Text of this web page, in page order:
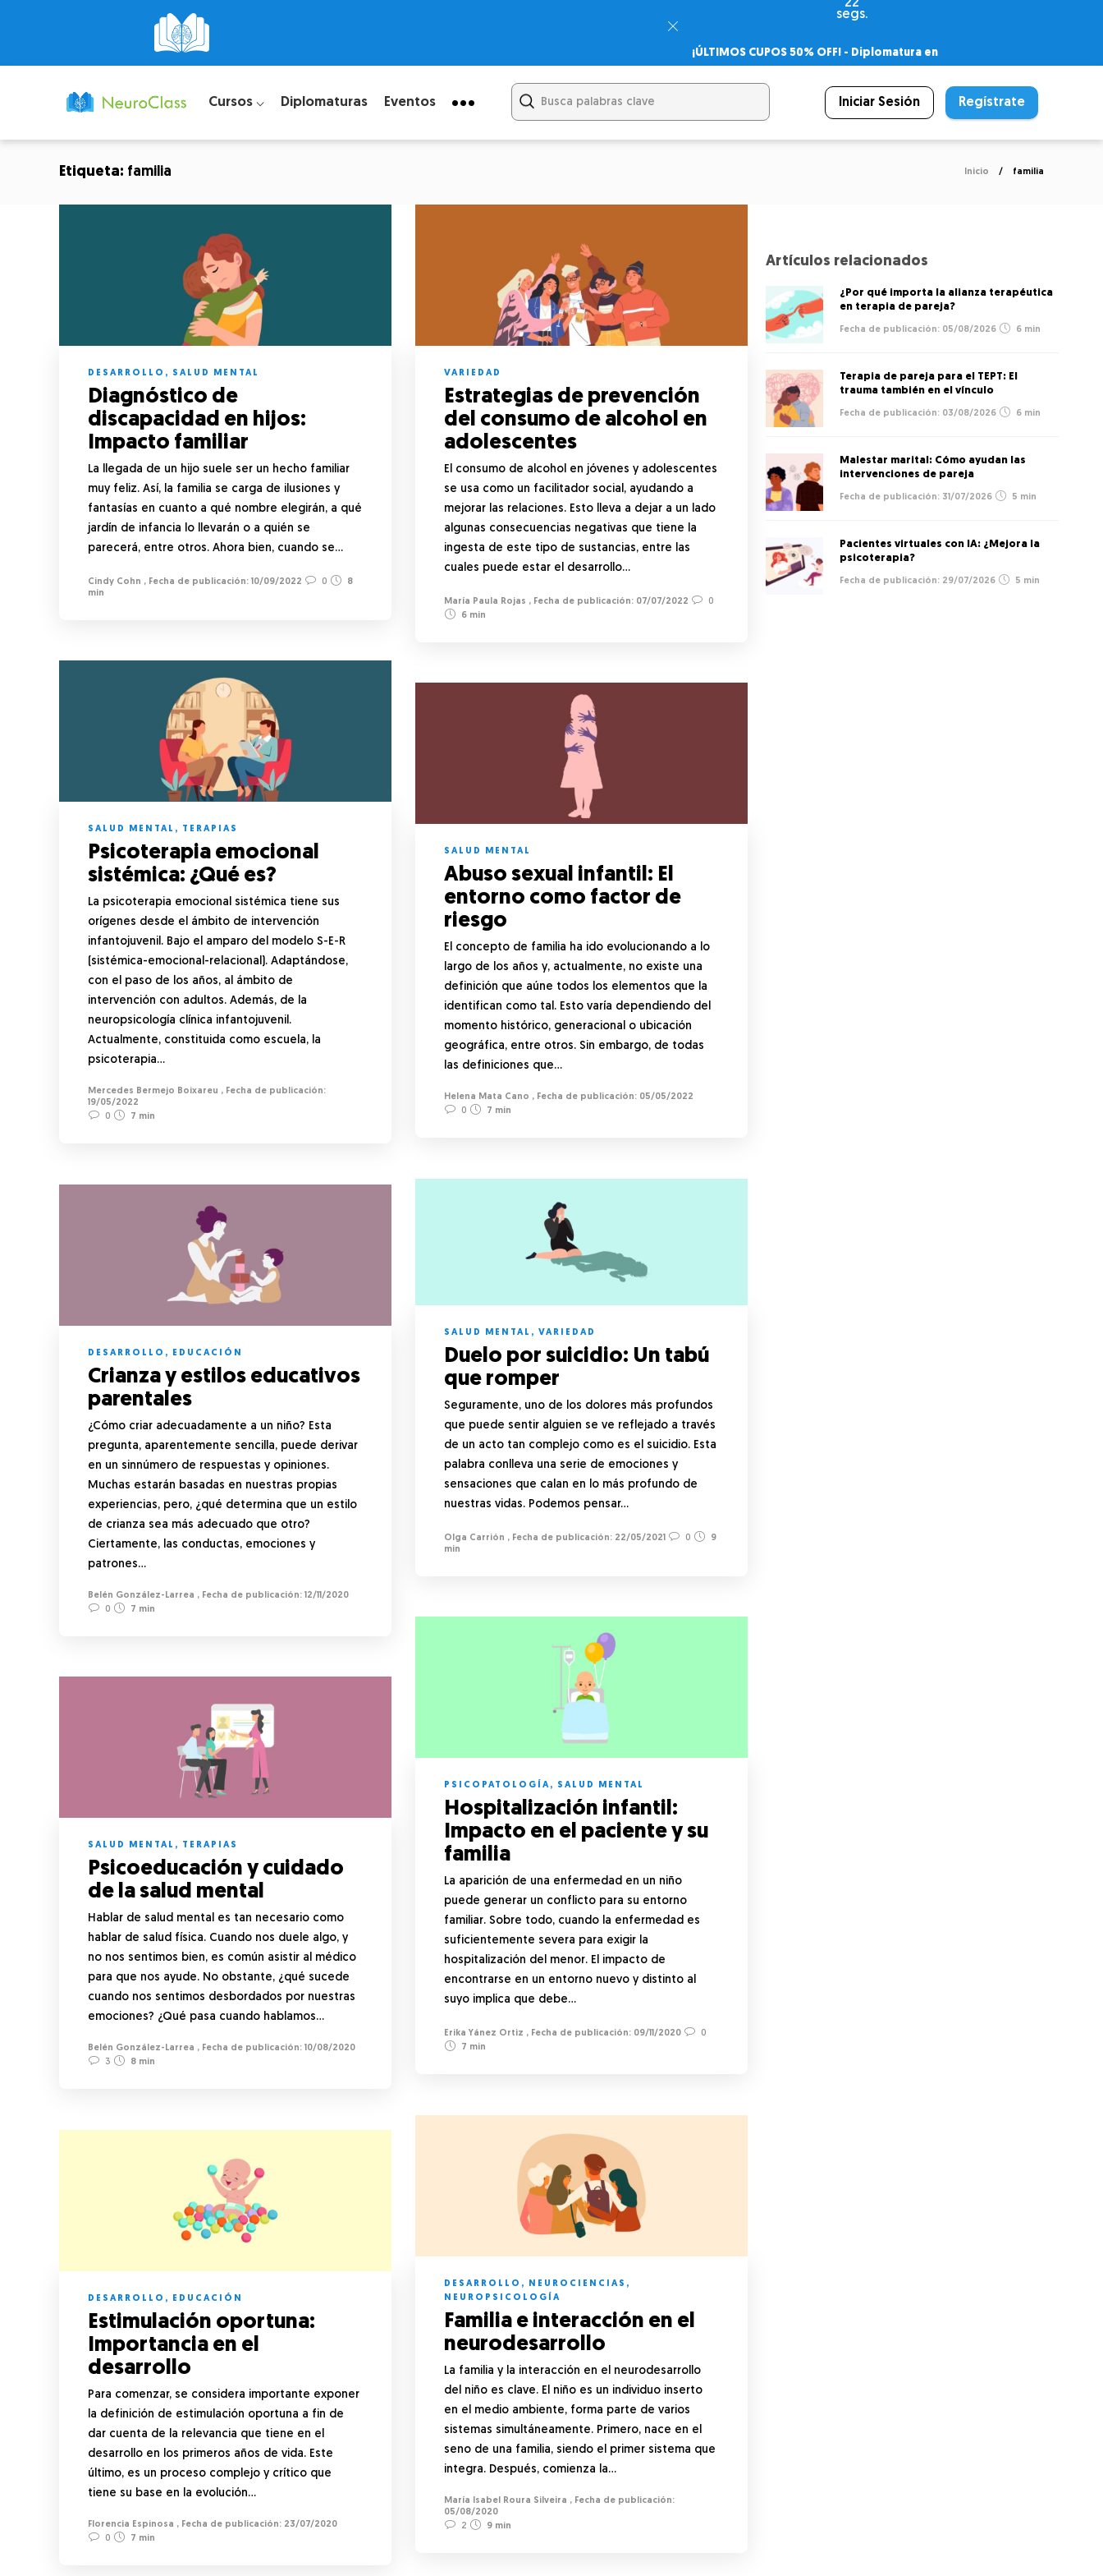
21
segs.
¡ÚLTIMOS CUPOS 50% OFF! - Diplomatura en
– Certificado Universitario
Cursos ⌵ Diplomaturas Eventos Iniciar Sesión Regístrate
Etiqueta: familia Inicio familia
DESARROLLO , SALUD MENTAL
Diagnóstico de
discapacidad en hijos:
Impacto familiar
La llegada de un hijo suele ser un hecho familiar
muy feliz. Así, la familia se carga de ilusiones y
fantasías en cuanto a qué nombre elegirán, a qué
jardín de infancia lo llevarán o a quién se
parecerá, entre otros. Ahora bien, cuando se…
Cindy Cohn , 10/09/2022 0
8
min
VARIEDAD
Estrategias de prevención
del consumo de alcohol en
adolescentes
El consumo de alcohol en jóvenes y adolescentes
se usa como un facilitador social, ayudando a
mejorar las relaciones. Esto lleva a dejar a un lado
algunas consecuencias negativas que tiene la
ingesta de este tipo de sustancias, entre las
cuales puede estar el desarrollo…
María Paula Rojas , 07/07/2022
0
6 min
SALUD MENTAL , TERAPIAS
Psicoterapia emocional
sistémica: ¿Qué es?
La psicoterapia emocional sistémica tiene sus
orígenes desde el ámbito de intervención
infantojuvenil. Bajo el amparo del modelo S-E-R
(sistémica-emocional-relacional). Adaptándose,
con el paso de los años, al ámbito de
intervención con adultos. Además, de la
neuropsicología clínica infantojuvenil.
Actualmente, constituida como escuela, la
psicoterapia…
Mercedes Bermejo Boixareu ,
19/05/2022
0
7 min
SALUD MENTAL
Abuso sexual infantil: El
entorno como factor de
riesgo
El concepto de familia ha ido evolucionando a lo
largo de los años y, actualmente, no existe una
definición que aúne todos los elementos que la
identifican como tal. Esto varía dependiendo del
momento histórico, generacional o ubicación
geográfica, entre otros. Sin embargo, de todas
las definiciones que…
Helena Mata Cano ,
05/05/2022
0
7 min
SALUD MENTAL , VARIEDAD
Duelo por suicidio: Un tabú
que romper
Seguramente, uno de los dolores más profundos
que puede sentir alguien se ve reflejado a través
de un acto tan complejo como es el suicidio. Esta
palabra conlleva una serie de emociones y
sensaciones que calan en lo más profundo de
nuestras vidas. Podemos pensar…
Olga Carrión , 22/05/2021 0
9
min
DESARROLLO , EDUCACIÓN
Crianza y estilos educativos
parentales
¿Cómo criar adecuadamente a un niño? Esta
pregunta, aparentemente sencilla, puede derivar
en un sinnúmero de respuestas y opiniones.
Muchas estarán basadas en nuestras propias
experiencias, pero, ¿qué determina que un estilo
de crianza sea más adecuado que otro?
Ciertamente, las conductas, emociones y
patrones…
Belén González-Larrea ,
12/11/2020
0
7 min
PSICOPATOLOGÍA, SALUD MENTAL
Hospitalización infantil:
Impacto en el paciente y su
familia
La aparición de una enfermedad en un niño
puede generar un conflicto para su entorno
familiar. Sobre todo, cuando la enfermedad es
suficientemente severa para exigir la
hospitalización del menor. El impacto de
encontrarse en un entorno nuevo y distinto al
suyo implica que debe…
Erika Yánez Ortiz , 09/11/2020
0
7 min
SALUD MENTAL , TERAPIAS
Psicoeducación y cuidado
de la salud mental
Hablar de salud mental es tan necesario como
hablar de salud física. Cuando nos duele algo, y
no nos sentimos bien, es común asistir al médico
para que nos ayude. No obstante, ¿qué sucede
cuando nos sentimos desbordados por nuestras
emociones? ¿Qué pasa cuando hablamos…
Belén González-Larrea ,
10/08/2020
3
8 min
DESARROLLO , NEUROCIENCIAS ,
NEUROPSICOLOGÍA
Familia e interacción en el
neurodesarrollo
La familia y la interacción en el neurodesarrollo
del niño es clave. El niño es un individuo inserto
en el medio ambiente, forma parte de varios
sistemas simultáneamente. Primero, nace en el
seno de una familia, siendo el primer sistema que
integra. Después, comienza la…
María Isabel Roura Silveira ,
05/08/2020
2
9 min
DESARROLLO , EDUCACIÓN
Estimulación oportuna:
Importancia en el
desarrollo
Para comenzar, se considera importante exponer
la definición de estimulación oportuna a fin de
dar cuenta de la relevancia que tiene en el
desarrollo en los primeros años de vida. Este
último, es un proceso complejo y crítico que
tiene su base en la evolución…
Florencia Espinosa ,
23/07/2020
0
7 min
Artículos relacionados
¿Por qué importa la alianza terapéutica
en terapia de pareja?
05/08/2026 6 min
Terapia de pareja para el TEPT: El
trauma también en el vínculo
03/08/2026 6 min
Malestar marital: Cómo ayudan las
intervenciones de pareja
31/07/2026 5 min
Pacientes virtuales con IA: ¿Mejora la
psicoterapia?
29/07/2026 5 min